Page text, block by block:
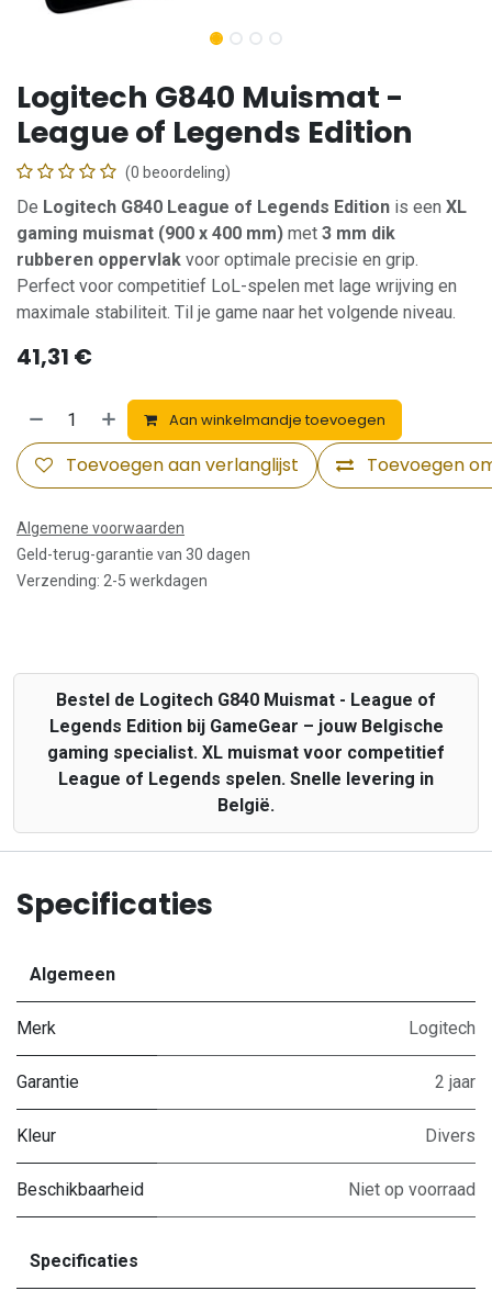
Logitech G840 Muismat -
League of Legends Edition
(0 beoordeling)
De Logitech G840 League of Legends Edition is een XL
gaming muismat (900 x 400 mm) met 3 mm dik
rubberen oppervlak voor optimale precisie en grip.
Perfect voor competitief LoL-spelen met lage wrijving en
maximale stabiliteit. Til je game naar het volgende niveau.
41,31 €
Aan winkelmandje toevoegen
Toevoegen
Toevoegen aan verlanglijst
Algemene voorwaarden
Geld-terug-garantie van 30 dagen
Verzending: 2-5 werkdagen
Bestel de Logitech G840 Muismat - League of
Legends Edition bij GameGear – jouw Belgische
gaming specialist. XL muismat voor competitief
League of Legends spelen. Snelle levering in
België.
Specificaties
Algemeen
Merk Logitech
Garantie 2 jaar
Kleur Divers
Beschikbaarheid Niet op voorraad
Specificaties